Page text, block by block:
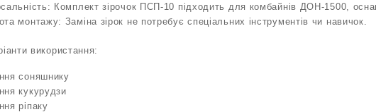
Комплект зірочок ПСП-10 підходить для комбайнів ДОН-1500,
монтажу: Заміна зірок не потребує спеціальних інструментів чи навичок.
використання:
соняшнику
кукурудзи
ріпаку